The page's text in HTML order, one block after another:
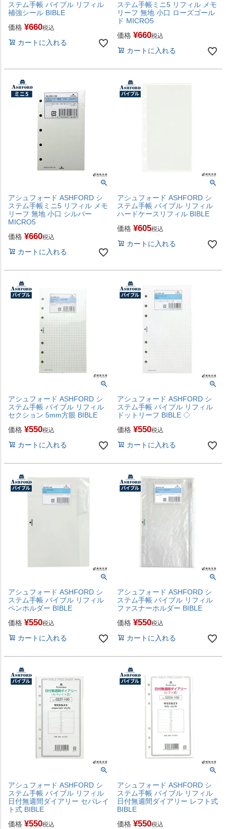
ステム手帳 バイブル リフィル
補強シール BIBLE
価格 ¥660税込
カートに入れる
ステム手帳ミニ5 リフィル メモ
リーフ 無地 小口 ローズゴール
ド MICRO5
価格 ¥660税込
カートに入れる
アシュフォード ASHFORD シ
ステム手帳ミニ5 リフィル メモ
リーフ 無地 小口 シルバー
MICRO5
価格 ¥660税込
カートに入れる
アシュフォード ASHFORD シ
ステム手帳 バイブル リフィル
ハードケースリフィル BIBLE
価格 ¥605税込
カートに入れる
アシュフォード ASHFORD シ
ステム手帳 バイブル リフィル
セクション 5mm方眼 BIBLE
価格 ¥550税込
カートに入れる
アシュフォード ASHFORD シ
ステム手帳 バイブル リフィル
ドットリーフ BIBLE ◇
価格 ¥550税込
カートに入れる
アシュフォード ASHFORD シ
ステム手帳 バイブル リフィル
ペンホルダー BIBLE
価格 ¥550税込
カートに入れる
アシュフォード ASHFORD シ
ステム手帳 バイブル リフィル
ファスナーホルダー BIBLE
価格 ¥550税込
カートに入れる
アシュフォード ASHFORD シ
ステム手帳 バイブル リフィル
日付無週間ダイアリー セパレイ
ト式 BIBLE
価格 ¥550税込
アシュフォード ASHFORD シ
ステム手帳 バイブル リフィル
日付無週間ダイアリー レフト式
BIBLE
価格 ¥550税込